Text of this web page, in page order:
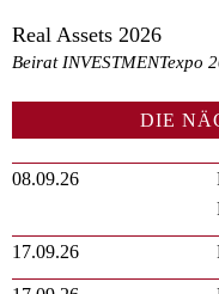
Real Assets 2026
Beirat INVESTMENTexpo
DIE
08.09.26
17.09.26